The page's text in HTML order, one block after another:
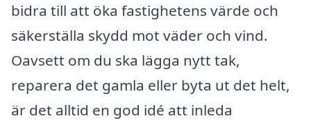
bidra till att öka fastighetens värde och
säkerställa skydd mot väder och vind.
Oavsett om du ska lägga nytt tak,
reparera det gamla eller byta ut det helt,
är det alltid en god idé att inleda